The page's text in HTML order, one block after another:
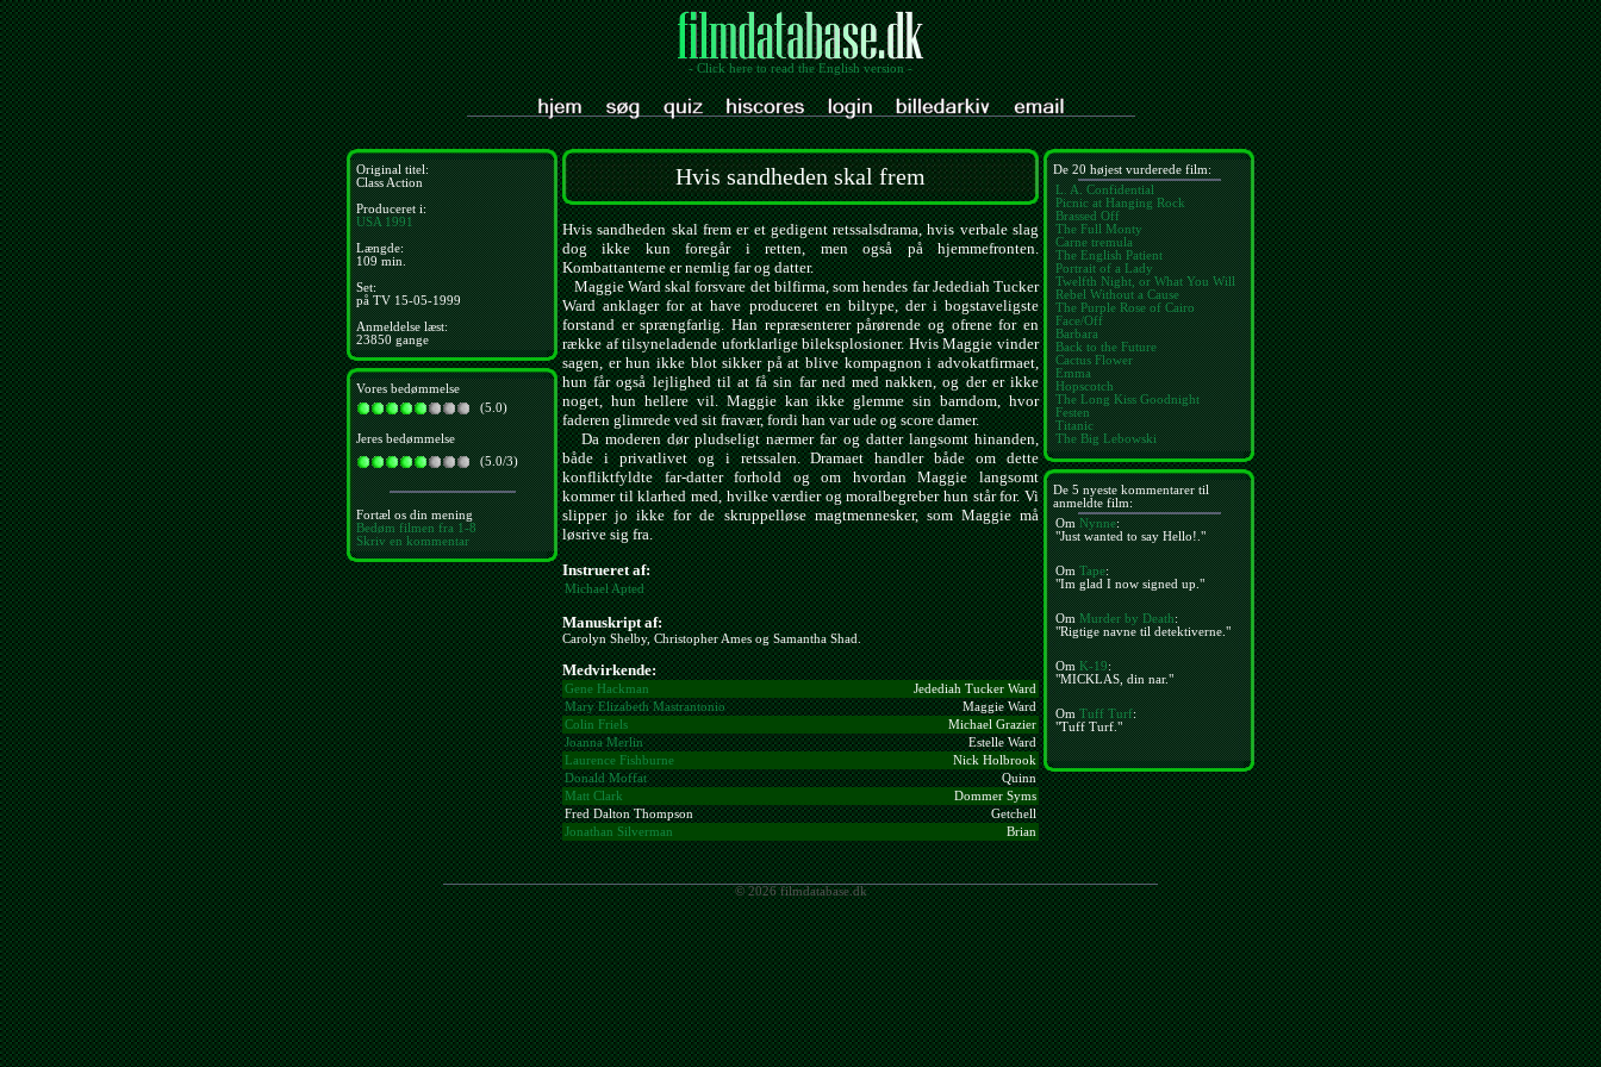
- Click here to read the English version -
Original titel:
Class Action
Produceret i:
USA 1991
Længde:
109 min.
Set:
på TV 15-05-1999
Anmeldelse læst:
23850 gange
Vores bedømmelse
(5.0)
Jeres bedømmelse
(5.0/3)
Fortæl os din mening
Bedøm filmen fra 1-8
Skriv en kommentar
Hvis sandheden skal frem
Hvis sandheden skal frem er et gedigent retssalsdrama, hvis verbale slag
dog ikke kun foregår i retten, men også på hjemmefronten.
Kombattanterne er nemlig far og datter.
Maggie Ward skal forsvare det bilfirma, som hendes far Jedediah Tucker
Ward anklager for at have produceret en biltype, der i bogstaveligste
forstand er sprængfarlig. Han repræsenterer pårørende og ofrene for en
række af tilsyneladende uforklarlige bileksplosioner. Hvis Maggie vinder
sagen, er hun ikke blot sikker på at blive kompagnon i advokatfirmaet,
hun får også lejlighed til at få sin far ned med nakken, og der er ikke
noget, hun hellere vil. Maggie kan ikke glemme sin barndom, hvor
faderen glimrede ved sit fravær, fordi han var ude og score damer.
Da moderen dør pludseligt nærmer far og datter langsomt hinanden,
både i privatlivet og i retssalen. Dramaet handler både om dette
konfliktfyldte far-datter forhold og om hvordan Maggie langsomt
kommer til klarhed med, hvilke værdier og moralbegreber hun står for. Vi
slipper jo ikke for de skruppelløse magtmennesker, som Maggie må
løsrive sig fra.
Instrueret af:
Michael Apted
Manuskript af:
Carolyn Shelby, Christopher Ames og Samantha Shad.
Medvirkende:
Gene Hackman
Jedediah Tucker Ward
Mary Elizabeth Mastrantonio
Maggie Ward
Colin Friels
Michael Grazier
Joanna Merlin
Estelle Ward
Laurence Fishburne
Nick Holbrook
Donald Moffat
Quinn
Matt Clark
Dommer Syms
Fred Dalton Thompson
Getchell
Jonathan Silverman
Brian
De 20 højest vurderede film:
L. A. Confidential
Picnic at Hanging Rock
Brassed Off
The Full Monty
Carne tremula
The English Patient
Portrait of a Lady
Twelfth Night, or What You Will
Rebel Without a Cause
The Purple Rose of Cairo
Face/Off
Barbara
Back to the Future
Cactus Flower
Emma
Hopscotch
The Long Kiss Goodnight
Festen
Titanic
The Big Lebowski
De 5 nyeste kommentarer til
anmeldte film:
OmNynne:
"Just wanted to say Hello!."
OmTape:
"Im glad I now signed up."
OmMurder by Death:
"Rigtige navne til detektiverne."
OmK-19:
"MICKLAS, din nar."
OmTuff Turf:
"Tuff Turf."
© 2026 filmdatabase.dk